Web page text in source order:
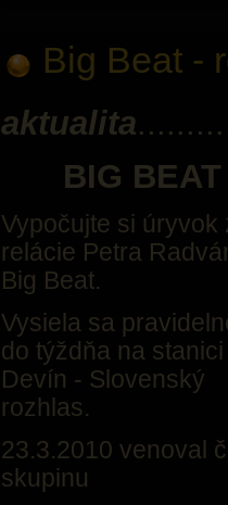
Big Beat -
aktualita
BIG
Vypočujte si úryvok
relácie Petra
Big Beat.
Vysiela sa
do týždňa na stanici
Devín - Slovenský
rozhlas.
23.3.2010 venoval
skupinu